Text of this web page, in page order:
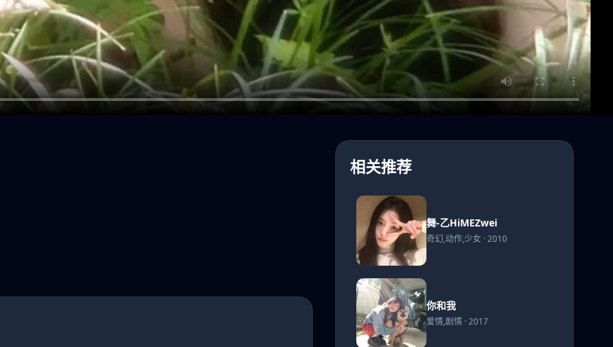
相关推荐
舞-乙
HiMEZwei
舞-乙HiMEZwei
奇幻,动作,少女 · 2010
你和
我
你和我
爱情,剧情 · 2017